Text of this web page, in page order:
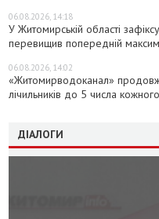
06.08.2026, 14:18
У Житомирській області
перевищив попередній
06.08.2026, 14:02
«Житомирводоканал»
лічильників до 5 числа
ДІАЛОГИ